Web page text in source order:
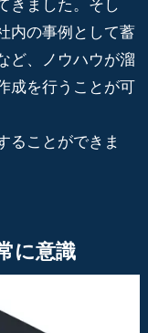
きました。そし
内の事例として蓄
ど、ノウハウが溜
成を行うことが可
ることができま
に意識